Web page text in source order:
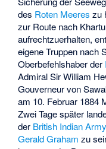
des Roten Meeres zu
zur Route nach
aufrechtzuerhalten,
eigene Truppen nach
Oberbefehlshaber der
Admiral Sir William
Gouverneur von
am 10. Februar 1884
Zwei Tage später
der British Indian Army
Gerald Graham zu